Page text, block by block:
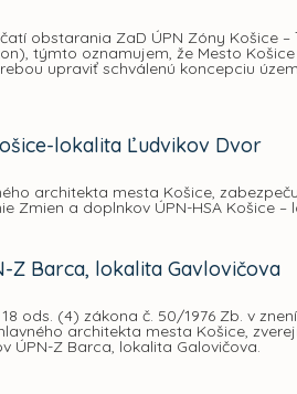
obstarania ZaD ÚPN Zóny Košice –
týmto oznamujem, že Mesto
upraviť schválenú koncepciu
lokalita Ľudvikov Dvor
architekta mesta Košice,
a doplnkov ÚPN-HSA Košice –
Z Barca, lokalita Gavlovičova
ods. (4) zákona č. 50/1976 Zb. v
architekta mesta Košice,
ÚPN-Z Barca, lokalita Galovičova.